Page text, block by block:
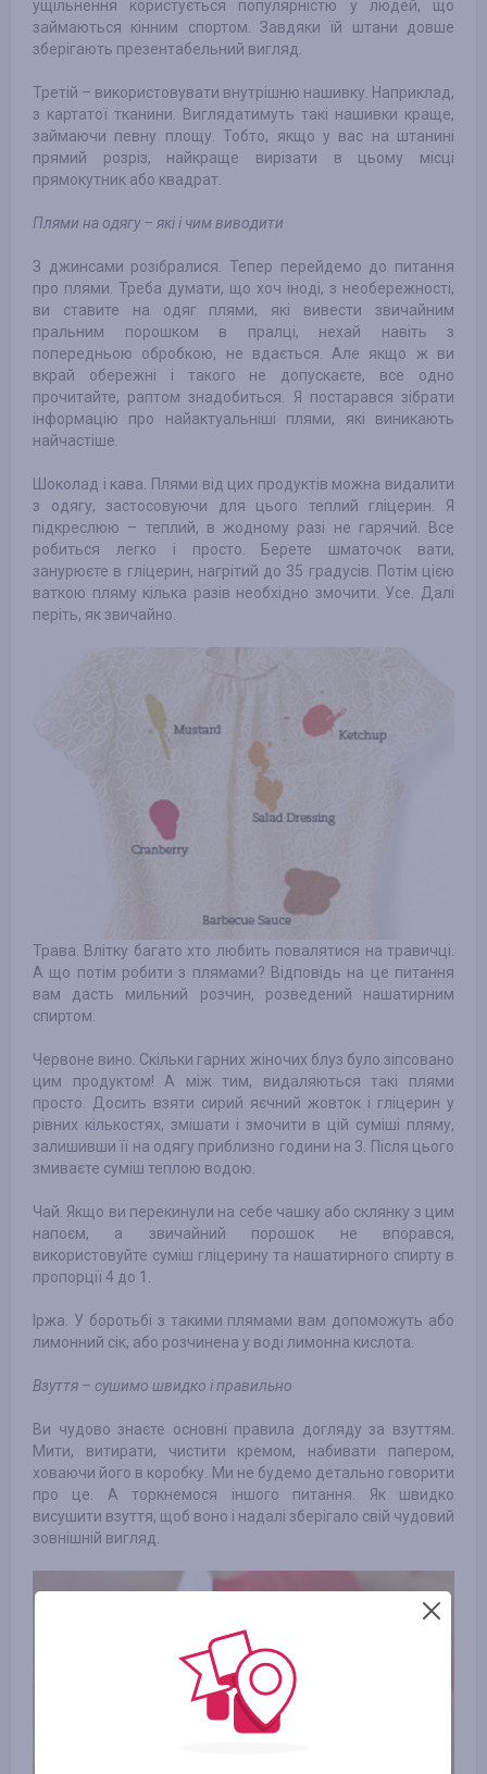
ущільнення користується популярністю у людей, що
займаються кінним спортом. Завдяки їй штани довше
зберігають презентабельний вигляд.
Третій – використовувати внутрішню нашивку. Наприклад,
з картатої тканини. Виглядатимуть такі нашивки краще,
займаючи певну площу. Тобто, якщо у вас на штанині
прямий розріз, найкраще вирізати в цьому місці
прямокутник або квадрат.
Плями на одягу – які і чим виводити
З джинсами розібралися. Тепер перейдемо до питання
про плями. Треба думати, що хоч іноді, з необережності,
ви ставите на одяг плями, які вивести звичайним
пральним порошком в пралці, нехай навіть з
попередньою обробкою, не вдається. Але якщо ж ви
вкрай обережні і такого не допускаєте, все одно
прочитайте, раптом знадобиться. Я постарався зібрати
інформацію про найактуальніші плями, які виникають
найчастіше.
Шоколад і кава. Плями від цих продуктів можна видалити
з одягу, застосовуючи для цього теплий гліцерин. Я
підкреслюю – теплий, в жодному разі не гарячий. Все
робиться легко і просто. Берете шматочок вати,
занурюєте в гліцерин, нагрітий до 35 градусів. Потім цією
ваткою пляму кілька разів необхідно змочити. Усе. Далі
періть, як звичайно.
Трава. Влітку багато хто любить повалятися на травичці.
А що потім робити з плямами? Відповідь на це питання
вам дасть мильний розчин, розведений нашатирним
спиртом.
Червоне вино. Скільки гарних жіночих блуз було зіпсовано
цим продуктом! А між тим, видаляються такі плями
просто. Досить взяти сирий яєчний жовток і гліцерин у
рівних кількостях, змішати і змочити в цій суміші пляму,
залишивши її на одягу приблизно години на 3. Після цього
змиваєте суміш теплою водою.
Чай. Якщо ви перекинули на себе чашку або склянку з цим
напоєм, а звичайний порошок не впорався,
використовуйте суміш гліцерину та нашатирного спирту в
пропорції 4 до 1.
Іржа. У боротьбі з такими плямами вам допоможуть або
лимонний сік, або розчинена у воді лимонна кислота.
Взуття – сушимо швидко і правильно
Ви чудово знаєте основні правила догляду за взуттям.
Мити, витирати, чистити кремом, набивати папером,
ховаючи його в коробку. Ми не будемо детально говорити
про це. А торкнемося іншого питання. Як швидко
висушити взуття, щоб воно і надалі зберігало свій чудовий
зовнішній вигляд.